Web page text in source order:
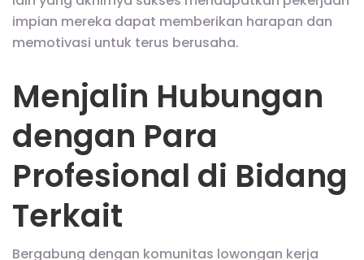
impian mereka dapat memberikan harapan dan
memotivasi untuk terus berusaha.
Menjalin Hubungan
dengan Para
Profesional di Bidang
Terkait
Bergabung dengan komunitas lowongan kerja